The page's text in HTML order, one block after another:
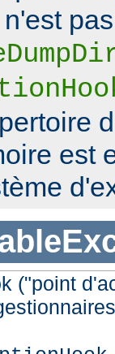
est
("point